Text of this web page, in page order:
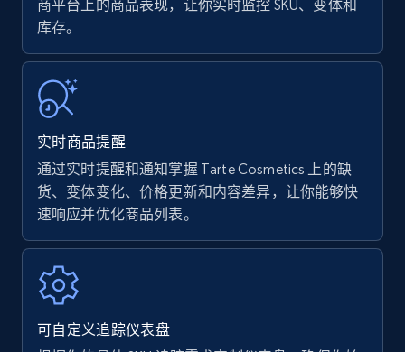
Amazon Reviews
URL, Product name, Product rating, Product
rating object, Product rating max, Rating,
Author name, Asin, and more.
7.4K+
Walmart - products
URL, Final price, Sku, Currency, Gtin,
Specifications, Image urls, Top reviews, and
more.
商平台上的商品表现，让你实时监控 SKU、变体和
库存。
实时商品提醒
通过实时提醒和通知掌握 Tarte Cosmetics 上的缺
货、变体变化、价格更新和内容差异，让你能够快
速响应并优化商品列表。
可自定义追踪仪表盘